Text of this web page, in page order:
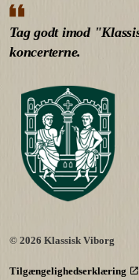
Tag godt imod
koncerterne.
© 2026 Klassisk Viborg
Tilgængelighedserklæring